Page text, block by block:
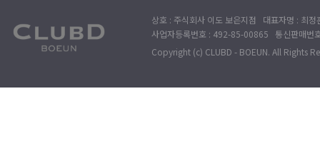
상호 : 주식회사 이도 보은지점 대표자명 : 최
사업자등록번호 : 492-85-00865 통신판매
Copyright (c) CLUBD - BOEUN. All Rights